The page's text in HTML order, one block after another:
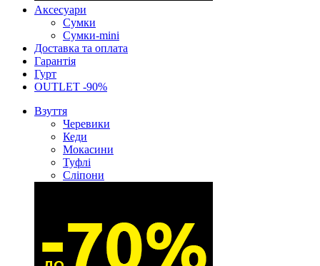
Аксесуари
Сумки
Сумки-mini
Доставка та оплата
Гарантія
Гурт
OUTLET -90%
Взуття
Черевики
Кеди
Мокасини
Туфлі
Сліпони